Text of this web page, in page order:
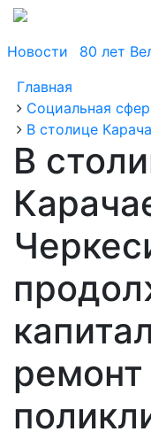
Новости 80 лет
Главная
Социальная
В столице
В
ремонт